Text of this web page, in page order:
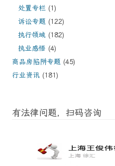
处置专栏 (1)
诉讼专题 (122)
执行领域 (182)
执业感悟 (4)
商品房陷阱专题 (45)
行业资讯 (181)
有法律问题，扫码咨询